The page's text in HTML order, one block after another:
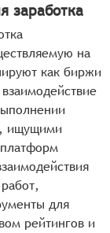
заработка
на
как биржи
ищущими
для
рейтингов и